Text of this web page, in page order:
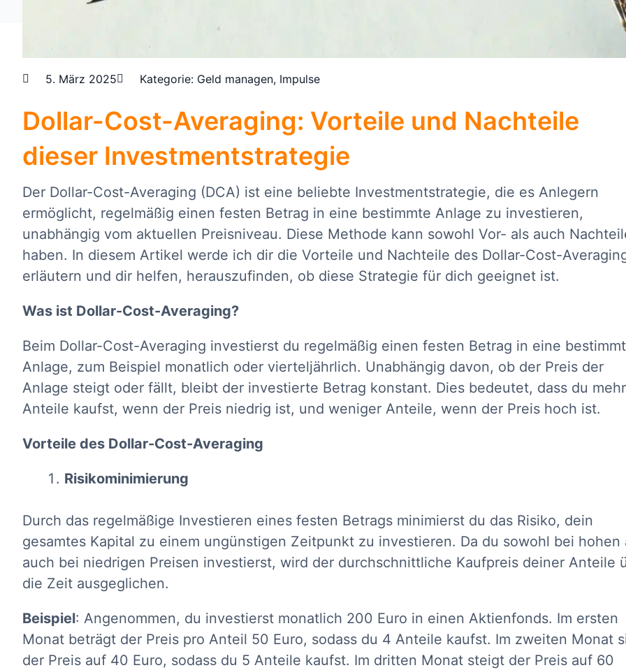
5. März 2025 Kategorie: Geld managen, Impulse
Dollar-Cost-Averaging: Vorteile und Nachteile
dieser Investmentstrategie
Der Dollar-Cost-Averaging (DCA) ist eine beliebte Investmentstrategie, die es Anlegern
ermöglicht, regelmäßig einen festen Betrag in eine bestimmte Anlage zu investieren,
unabhängig vom aktuellen Preisniveau. Diese Methode kann sowohl Vor- als auch
haben. In diesem Artikel werde ich dir die Vorteile und Nachteile des Dollar-Cost-
erläutern und dir helfen, herauszufinden, ob diese Strategie für dich geeignet ist.
Was ist Dollar-Cost-Averaging?
Beim Dollar-Cost-Averaging investierst du regelmäßig einen festen Betrag in eine
Anlage, zum Beispiel monatlich oder vierteljährlich. Unabhängig davon, ob der Preis der
Anlage steigt oder fällt, bleibt der investierte Betrag konstant. Dies bedeutet, dass du mehr
Anteile kaufst, wenn der Preis niedrig ist, und weniger Anteile, wenn der Preis hoch ist.
Vorteile des Dollar-Cost-Averaging
Risikominimierung
Durch das regelmäßige Investieren eines festen Betrags minimierst du das Risiko, dein
gesamtes Kapital zu einem ungünstigen Zeitpunkt zu investieren. Da du sowohl bei hohen
auch bei niedrigen Preisen investierst, wird der durchschnittliche Kaufpreis deiner Anteile
die Zeit ausgeglichen.
Beispiel: Angenommen, du investierst monatlich 200 Euro in einen Aktienfonds. Im ersten
Monat beträgt der Preis pro Anteil 50 Euro, sodass du 4 Anteile kaufst. Im zweiten Monat
der Preis auf 40 Euro, sodass du 5 Anteile kaufst. Im dritten Monat steigt der Preis auf 60